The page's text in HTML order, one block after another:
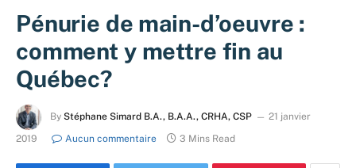
Pénurie de main-d’oeuvre :
comment y mettre fin au
Québec?
By Stéphane Simard B.A., B.A.A., CRHA, CSP
21 janvier
2019
Aucun commentaire 3 Mins Read